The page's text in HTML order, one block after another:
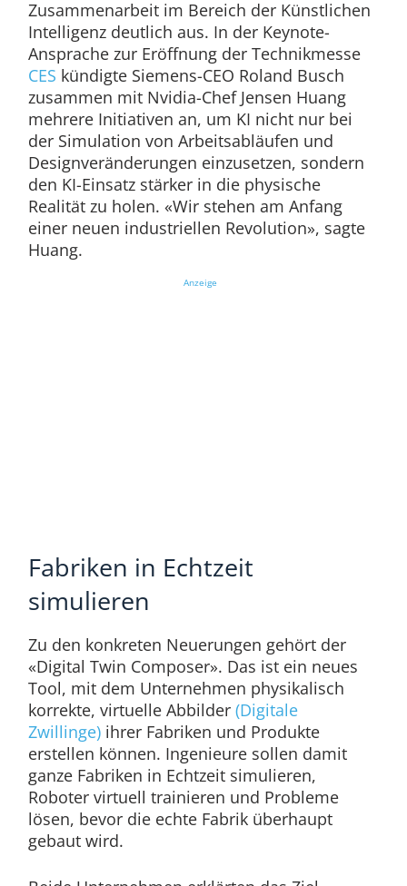
Zusammenarbeit im Bereich der Künstlichen
Intelligenz deutlich aus. In der Keynote-
Ansprache zur Eröffnung der Technikmesse
CES kündigte Siemens-CEO Roland Busch
zusammen mit Nvidia-Chef Jensen Huang
mehrere Initiativen an, um KI nicht nur bei
der Simulation von Arbeitsabläufen und
Designveränderungen einzusetzen, sondern
den KI-Einsatz stärker in die physische
Realität zu holen. «Wir stehen am Anfang
einer neuen industriellen Revolution», sagte
Huang.
Anzeige
Fabriken in Echtzeit
simulieren
Zu den konkreten Neuerungen gehört der
«Digital Twin Composer». Das ist ein neues
Tool, mit dem Unternehmen physikalisch
korrekte, virtuelle Abbilder (Digitale
Zwillinge)ihrer Fabriken und Produkte
erstellen können. Ingenieure sollen damit
ganze Fabriken in Echtzeit simulieren,
Roboter virtuell trainieren und Probleme
lösen, bevor die echte Fabrik überhaupt
gebaut wird.